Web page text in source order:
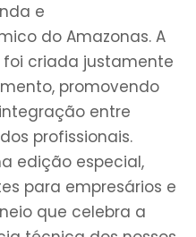
e
do Amazonas. A
criada justamente
promovendo
entre
profissionais.
edição especial,
para empresários e
que celebra a